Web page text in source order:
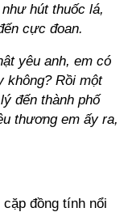
hút thuốc lá,
cực đoan.
yêu anh, em có
không? Rồi một
đến thành phố
thương em ấy ra,
đồng tính nổi